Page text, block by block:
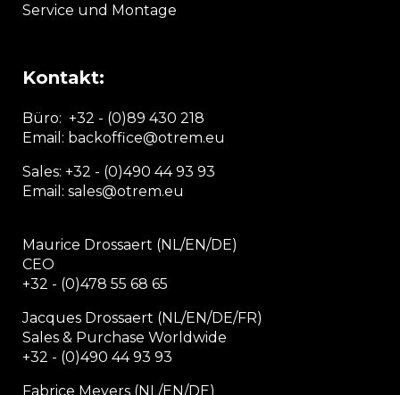
Kontakt:
Büro: +32 - (0)89 430 218
Email: backoffice@otrem.eu
Sales: +32 - (0)490 44 93 93
Email: sales@otrem.eu
Maurice Drossaert (NL/EN/DE)
CEO
+32 - (0)478 55 68 65
Jacques Drossaert (NL/EN/DE/FR)
Sales & Purchase Worldwide
+32 - (0)490 44 93 93
Fabrice Meyers (NL/EN/DE)
Service und Montage